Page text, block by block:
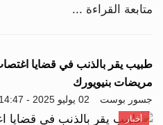
متابعة القراءة ...
طبيب يقر بالذنب في قضايا
مريضات بنيويورك
جسور بوست 02 يوليو 2025 - 14:47
أخبار